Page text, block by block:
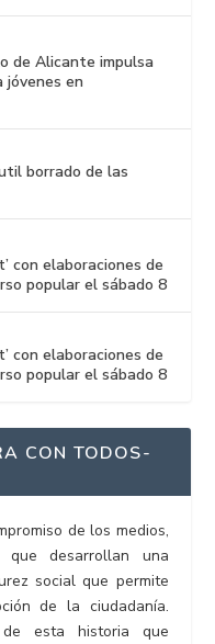
de Alicante impulsa
jóvenes en
borrado de las
con elaboraciones de
popular el sábado 8
con elaboraciones de
popular el sábado 8
CON TODOS-
de los medios,
que desarrollan una
social que permite
de la ciudadanía.
esta historia que